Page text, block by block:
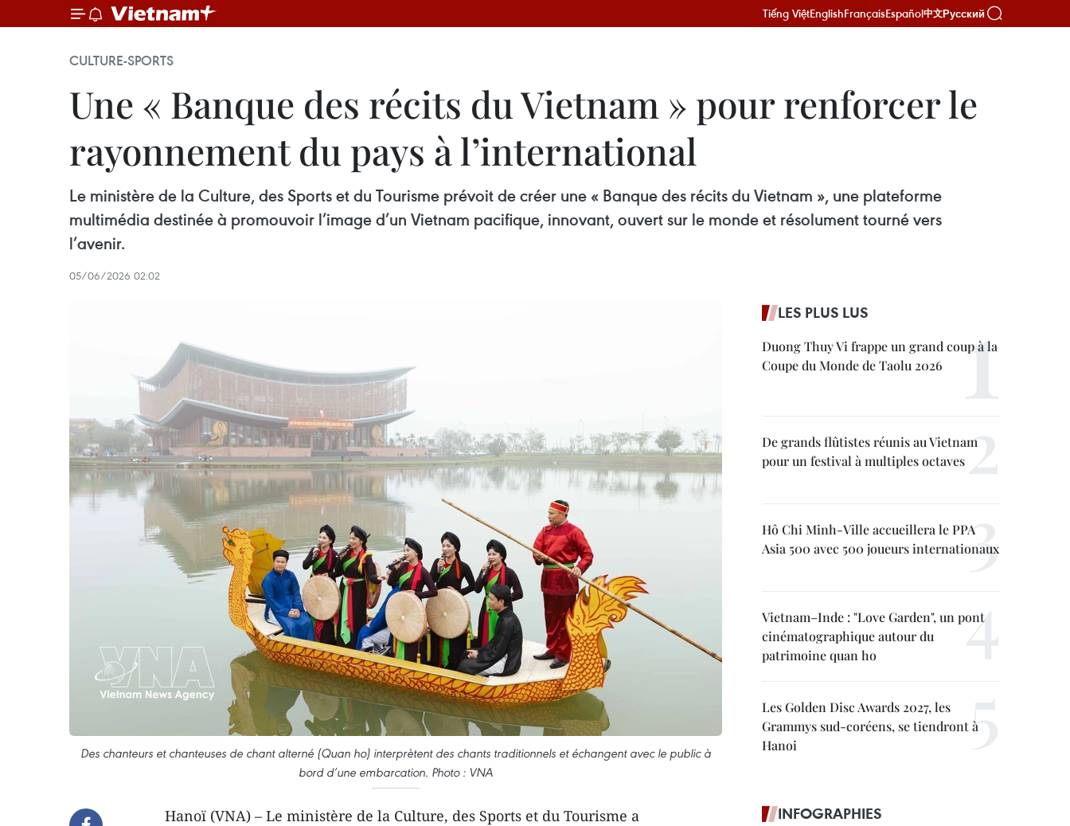
Tiếng ViệtEnglishFrançaisEspañol中文Русский
CULTURE-SPORTS
Une « Banque des récits du Vietnam » pour renforcer le
rayonnement du pays à l’international
Le ministère de la Culture, des Sports et du Tourisme prévoit de créer une « Banque des récits du Vietnam », une plateforme
multimédia destinée à promouvoir l’image d’un Vietnam pacifique, innovant, ouvert sur le monde et résolument tourné vers
l’avenir.
05/06/2026 02:02
Des chanteurs et chanteuses de chant alterné (Quan ho) interprètent des chants traditionnels et échangent avec le public à
bord d’une embarcation. Photo : VNA
Hanoï (VNA) – Le ministère de la Culture, des Sports et du Tourisme a
LES PLUS LUS
Duong Thuy Vi frappe un grand coup à la
Coupe du Monde de Taolu 2026
De grands flûtistes réunis au Vietnam
pour un festival à multiples octaves
Hô Chi Minh-Ville accueillera le PPA
Asia 500 avec 500 joueurs internationaux
Vietnam–Inde : "Love Garden", un pont
cinématographique autour du
patrimoine quan ho
Les Golden Disc Awards 2027, les
Grammys sud-coréens, se tiendront à
Hanoi
INFOGRAPHIES